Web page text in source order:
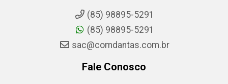
(85) 98895-5291
(85) 98895-5291
sac@comdantas.com.br
Fale Conosco